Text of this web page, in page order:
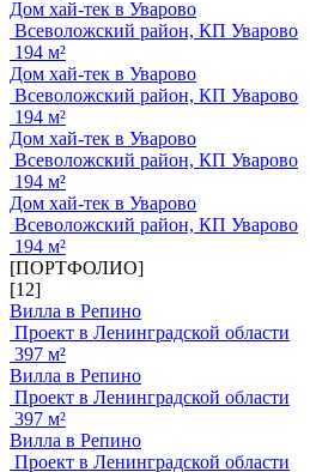
Дом хай-тек в Уварово
Всеволожский район, КП Уварово
194 м²
Дом хай-тек в Уварово
Всеволожский район, КП Уварово
194 м²
Дом хай-тек в Уварово
Всеволожский район, КП Уварово
194 м²
Дом хай-тек в Уварово
Всеволожский район, КП Уварово
194 м²
[ПОРТФОЛИО]
[12]
Вилла в Репино
Проект в Ленинградской области
397 м²
Вилла в Репино
Проект в Ленинградской области
397 м²
Вилла в Репино
Проект в Ленинградской области